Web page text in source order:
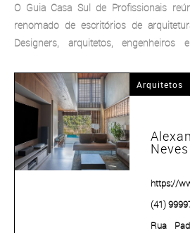
O Guia Casa Sul de Profissionais
renomado de escritórios de
Designers, arquitetos, engenheiros
reformar, adaptar ou ampliar o espaço
Arquitetos
Neves
https://
(41)
Rua